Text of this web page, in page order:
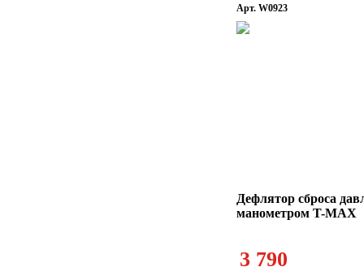
Арт. W0923
Дефлятор сброса
манометром T-MAX
3 790